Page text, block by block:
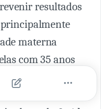
resultados
principalmente
materna
com 35 anos
parte de um